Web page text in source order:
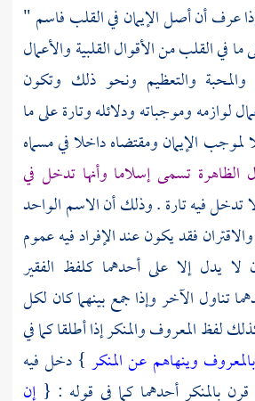
عرف أن أصل الإيمان في القلب فاسم "
ما في القلب من الأقوال القلبية والأعمال
والمحبة والتعظيم ونحو ذلك وتكون
لوازمه وموجباته ودلائله وتارة على ما
الإيمان ومقتضاه داخلا في مسماه
الظاهرة تسمى إسلاما وأنها تدخل في
تدخل فيه تارة . وذلك أن الاسم الواحد
فقد يكون عند الإفراد فيه عموم
لا يدل إلا على أحدهما كلفظ الفقير
تناول الآخر وإذا جمع بينهما كان لكل
المعروف والمنكر إذا أطلقا كما في
وينهاهم عن المنكر } دخل فيه
قرن بالمنكر أحدهما كما في قوله : {إن